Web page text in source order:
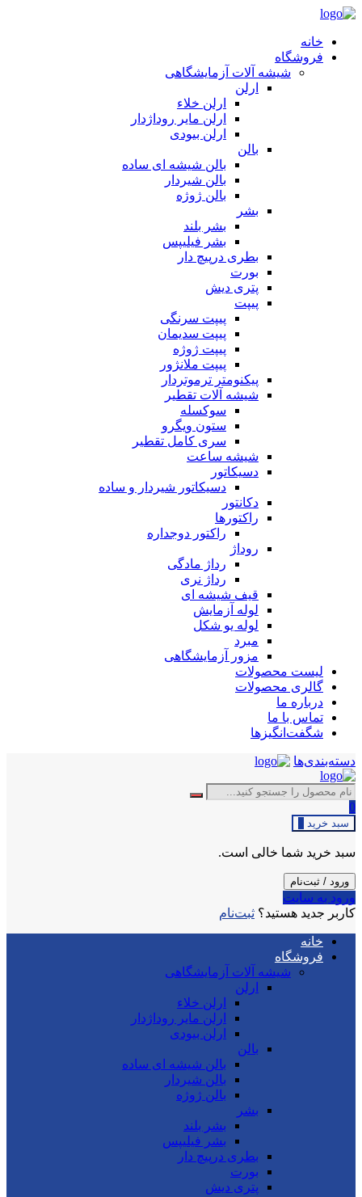
خانه
فروشگاه
شیشه آلات آزمایشگاهی
ارلن
ارلن خلاء
ارلن مایر روداژدار
ارلن بیودی
بالن
بالن شیشه ای ساده
بالن شیردار
بالن ژوژه
بشر
بشر بلند
بشر فیلیپس
بطری درپیچ دار
بورت
پتری دیش
پیپت
پیپت سرنگی
پیپت سدیمان
پیپت ژوژه
پیپت ملانژور
پیکنومتر ترموتردار
شیشه آلات تقطیر
سوکسله
ستون ویگرو
سری کامل تقطیر
شیشه ساعت
دسیکاتور
دسیکاتور شیردار و ساده
دکانتور
راکتورها
راکتور دوجداره
روداژ
رداژ مادگی
رداژ نری
قیف شیشه ای
لوله آزمایش
لوله یو شکل
مبرد
مزور آزمایشگاهی
لیست محصولات
گالری محصولات
درباره ما
تماس با ما
شگفت‌انگیزها
دسته‌بندی‌ها
0
سبد خرید
سبد خرید شما خالی است.
ورود / ثبت‌نام
ورود به سایت
کاربر جدید هستید؟ ثبت‌نام
خانه
فروشگاه
شیشه آلات آزمایشگاهی
ارلن
ارلن خلاء
ارلن مایر روداژدار
ارلن بیودی
بالن
بالن شیشه ای ساده
بالن شیردار
بالن ژوژه
بشر
بشر بلند
بشر فیلیپس
بطری درپیچ دار
بورت
پتری دیش